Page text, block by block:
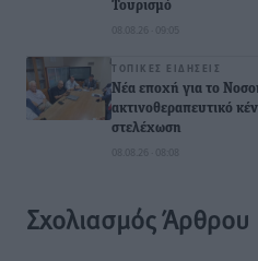
Τουρισμό
08.08.26 · 09:05
ΤΟΠΙΚΈΣ ΕΙΔΉΣΕΙΣ
Νέα εποχή για το
ακτινοθεραπευτικό
στελέχωση
08.08.26 · 08:08
Σχολιασμός Άρθρου